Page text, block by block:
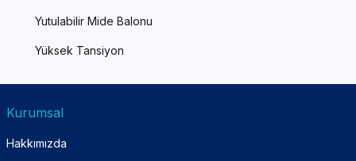
Yutulabilir Mide Balonu
Yüksek Tansiyon
Kurumsal
Hakkımızda